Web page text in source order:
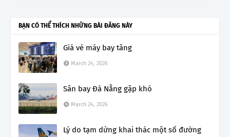
BẠN CÓ THỂ THÍCH NHỮNG BÀI ĐĂNG NÀY
Giá vé máy bay tăng
March 24, 2026
Sân bay Đà Nẵng gặp khó
March 24, 2026
Lý do tạm dừng khai thác một số đường